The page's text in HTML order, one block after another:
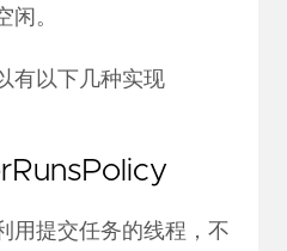
闲。
有以下几种实现
用提交任务的线程，不